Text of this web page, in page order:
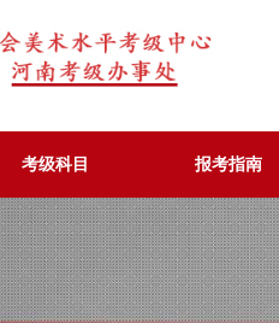
考级科目 报考指南